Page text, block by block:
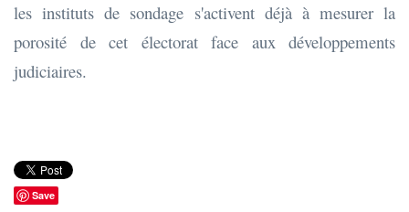
les instituts de sondage s'activent déjà à mesurer la
porosité de cet électorat face aux développements
judiciaires.
Save